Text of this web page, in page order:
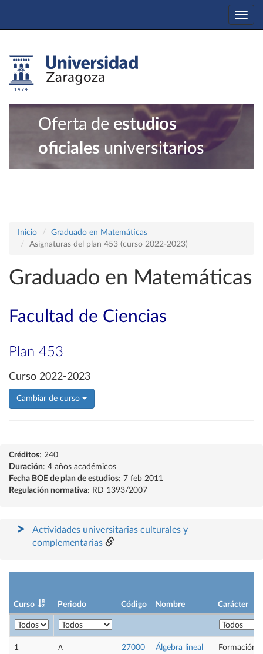
Oferta de estudios
oficiales universitarios
Inicio
Graduado en Matemáticas
Asignaturas del plan 453 (curso 2022-2023)
Graduado en Matemáticas
Facultad de Ciencias
Plan 453
Curso 2022-2023
Cambiar de curso
Créditos: 240
Duración: 4 años académicos
Fecha BOE de plan de estudios: 7 feb 2011
Regulación normativa: RD 1393/2007
Actividades universitarias culturales y
complementarias
Curso Periodo Código Nombre Carácter
1 A 27000 Álgebra lineal Formación